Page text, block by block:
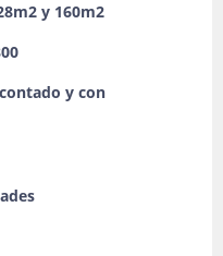
y 160m2
y con